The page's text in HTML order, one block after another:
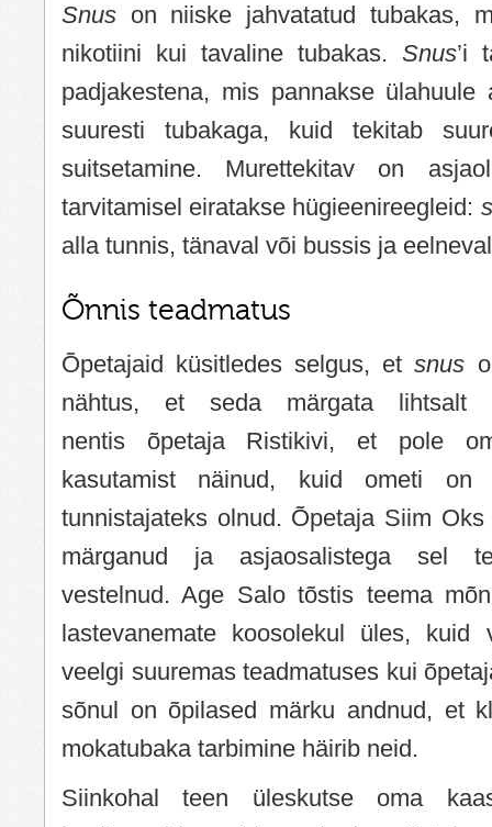
Snus on niiske jahvatatud tubakas,
nikotiini kui tavaline tubakas. Snus’i
padjakestena, mis pannakse ülahuule
suuresti tubakaga, kuid tekitab
suitsetamine. Murettekitav on
tarvitamisel eiratakse hügieenireegleid:
alla tunnis, tänaval või bussis ja
Õnnis teadmatus
Õpetajaid küsitledes selgus, etsnus
nähtus, et seda märgata lihtsalt
nentis õpetaja Ristikivi, et pole
kasutamist näinud, kuid ometi on
tunnistajateks olnud. Õpetaja Siim
märganud ja asjaosalistega sel
vestelnud. Age Salo tõstis teema
lastevanemate koosolekul üles, kuid
veelgi suuremas teadmatuses kui
sõnul on õpilased märku andnud, et
mokatubaka tarbimine häirib neid.
Siinkohal teen üleskutse oma